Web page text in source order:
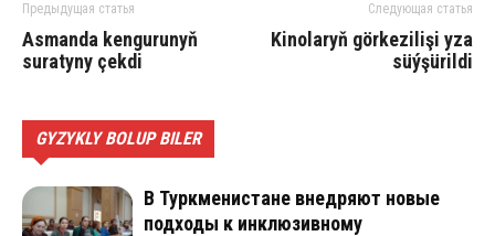
Предыдущая статья
Asmanda kengurunyň
suratyny çekdi
Следующая статья
Kinolaryň görkezilişi yza
süýşürildi
GYZYKLY BOLUP BILER
В Туркменистане внедряют новые
подходы к инклюзивному